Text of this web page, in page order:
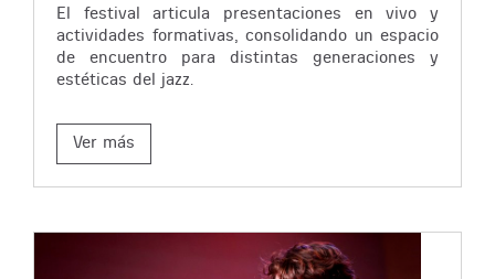
El festival articula presentaciones en vivo y
actividades formativas, consolidando un espacio
de encuentro para distintas generaciones y
estéticas del jazz.
Ver más